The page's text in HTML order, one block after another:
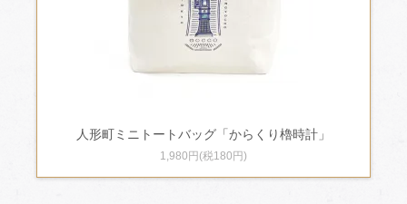
人形町ミニトートバッグ「からくり櫓時計」
1,980円(税180円)